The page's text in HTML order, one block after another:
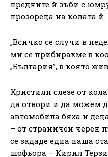
предните й зъби с
прозореца на колата й.
„Всичко се случи в
ми се прибирахме в
„България”, в която
Християн слезе от
да отвори и да можем
автомобила бяха и
– от страничен черен
се зададе една наша
шофьора – Кирил